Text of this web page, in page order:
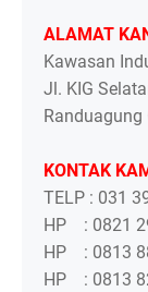
ALAMAT
Kawasan
Jl. KIG
Randuagung
KONTAK
TELP : 031
HP : 0821
HP : 0813
HP : 0813